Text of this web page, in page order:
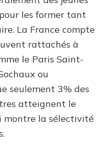
les former tant
La France compte
rattachés à
le Paris Saint-
ou
seulement 3% des
atteignent le
montre la sélectivité